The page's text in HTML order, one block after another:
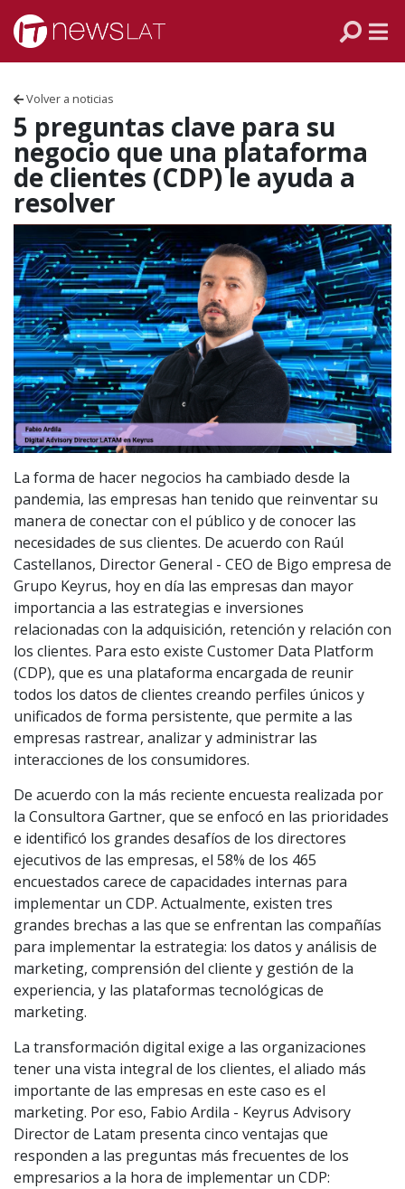
Skip to content
Volver a noticias
5 preguntas clave para su
negocio que una plataforma
de clientes (CDP) le ayuda a
resolver
La forma de hacer negocios ha cambiado desde la
pandemia, las empresas han tenido que reinventar su
manera de conectar con el público y de conocer las
necesidades de sus clientes. De acuerdo con Raúl
Castellanos, Director General - CEO de Bigo empresa de
Grupo Keyrus, hoy en día las empresas dan mayor
importancia a las estrategias e inversiones
relacionadas con la adquisición, retención y relación con
los clientes. Para esto existe Customer Data Platform
(CDP), que es una plataforma encargada de reunir
todos los datos de clientes creando perfiles únicos y
unificados de forma persistente, que permite a las
empresas rastrear, analizar y administrar las
interacciones de los consumidores.
De acuerdo con la más reciente encuesta realizada por
la Consultora Gartner, que se enfocó en las prioridades
e identificó los grandes desafíos de los directores
ejecutivos de las empresas, el 58% de los 465
encuestados carece de capacidades internas para
implementar un CDP. Actualmente, existen tres
grandes brechas a las que se enfrentan las compañías
para implementar la estrategia: los datos y análisis de
marketing, comprensión del cliente y gestión de la
experiencia, y las plataformas tecnológicas de
marketing.
La transformación digital exige a las organizaciones
tener una vista integral de los clientes, el aliado más
importante de las empresas en este caso es el
marketing. Por eso, Fabio Ardila - Keyrus Advisory
Director de Latam presenta cinco ventajas que
responden a las preguntas más frecuentes de los
empresarios a la hora de implementar un CDP:
VENEZUELA
ECUADOR
CHILE
ARGENTINA
MÉXICO